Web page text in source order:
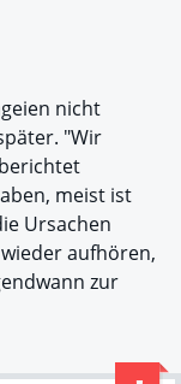
nicht
"Wir
meist ist
Ursachen
aufhören,
zur